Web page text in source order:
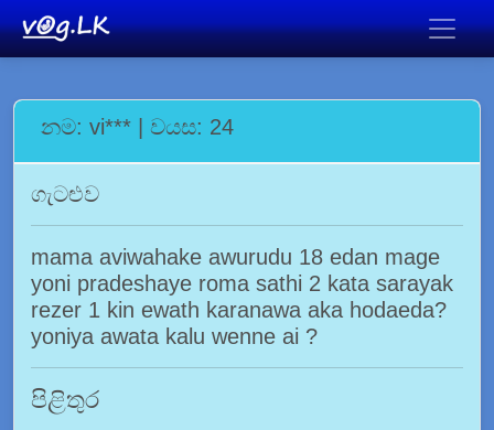
නම: vi*** | වයස: 24
ගැටළුව
mama aviwahake awurudu 18 edan mage
yoni pradeshaye roma sathi 2 kata sarayak
rezer 1 kin ewath karanawa aka hodaeda?
yoniya awata kalu wenne ai ?
පිළිතුර